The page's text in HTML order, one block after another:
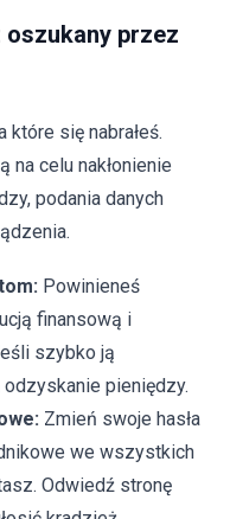
przez
się nabrałeś.
na celu nakłonienie
podania danych
Powinieneś
finansową i
szybko ją
pieniędzy.
Zmień swoje hasła
we wszystkich
Odwiedź stronę